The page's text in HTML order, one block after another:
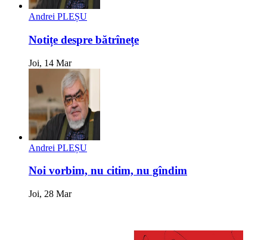
Andrei PLEȘU
Notițe despre bătrînețe
Joi, 14 Mar
Andrei PLEȘU
Noi vorbim, nu citim, nu gîndim
Joi, 28 Mar